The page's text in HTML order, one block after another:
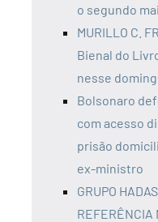
o segundo
MURILLO C.
Bienal do
nesse
Bolsonaro
com acesso
prisão
ex-ministro
GRUPO
REFERÊNCIA